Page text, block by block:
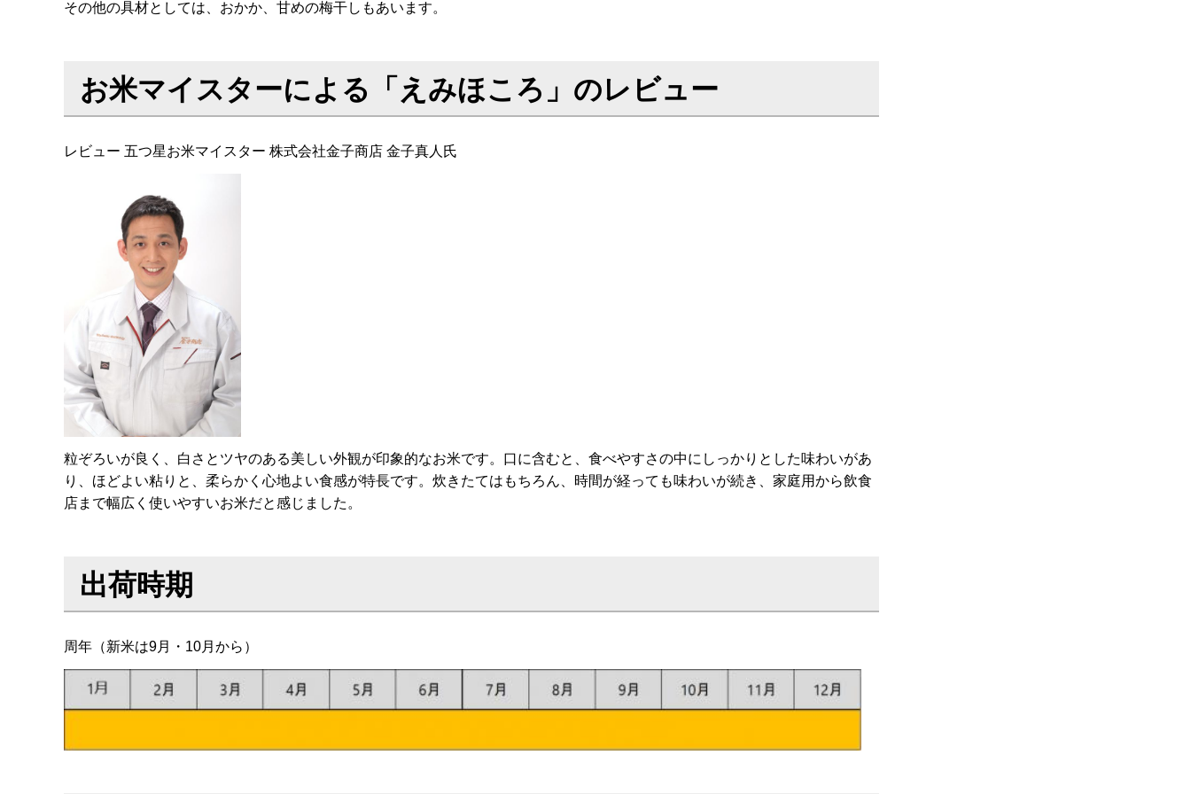
その他の具材としては、おかか、甘めの梅干しもあいます。
お米マイスターによる「えみほころ」のレビュー
レビュー 五つ星お米マイスター 株式会社金子商店 金子真人氏
粒ぞろいが良く、白さとツヤのある美しい外観が印象的なお米です。口に含むと、食べやすさの中にしっかりとした味わいがあ
り、ほどよい粘りと、柔らかく心地よい食感が特長です。炊きたてはもちろん、時間が経っても味わいが続き、家庭用から飲食
店まで幅広く使いやすいお米だと感じました。
出荷時期
周年（新米は9月・10月から）